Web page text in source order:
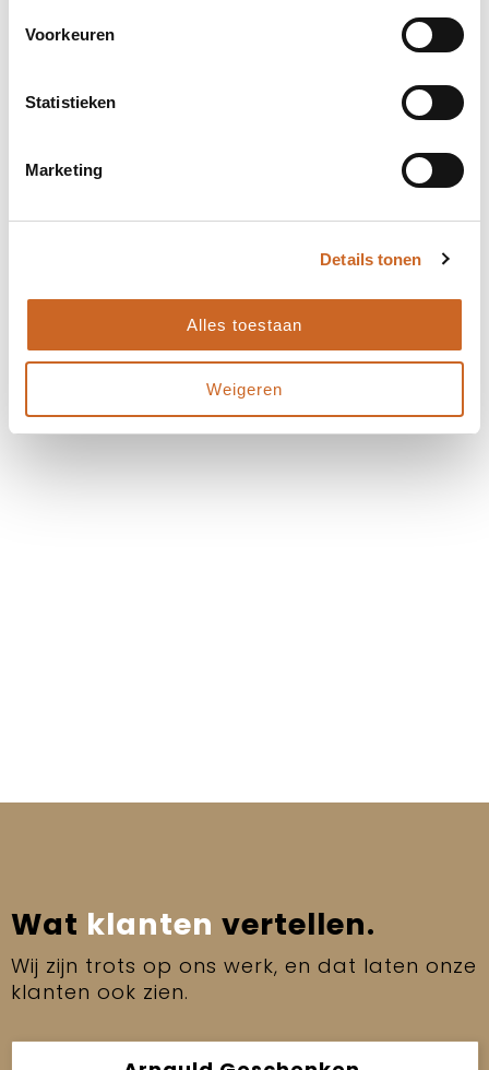
Voorkeuren
Statistieken
Marketing
Details tonen
Alles toestaan
Weigeren
Wat klanten vertellen.
Wij zijn trots op ons werk, en dat laten onze
klanten ook zien.